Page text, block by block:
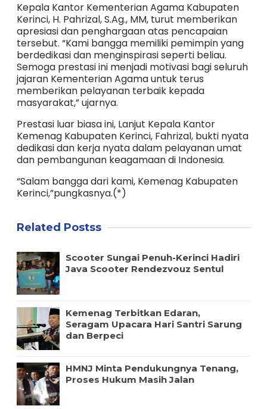
Kepala Kantor Kementerian Agama Kabupaten
Kerinci, H. Pahrizal, S.Ag., MM, turut memberikan
apresiasi dan penghargaan atas pencapaian
tersebut. “Kami bangga memiliki pemimpin yang
berdedikasi dan menginspirasi seperti beliau.
Semoga prestasi ini menjadi motivasi bagi seluruh
jajaran Kementerian Agama untuk terus
memberikan pelayanan terbaik kepada
masyarakat,” ujarnya.
Prestasi luar biasa ini, Lanjut Kepala Kantor
Kemenag Kabupaten Kerinci, Fahrizal, bukti nyata
dedikasi dan kerja nyata dalam pelayanan umat
dan pembangunan keagamaan di Indonesia.
“Salam bangga dari kami, Kemenag Kabupaten
Kerinci,”pungkasnya.(*)
Related Postss
Scooter Sungai Penuh-Kerinci Hadiri
Java Scooter Rendezvouz Sentul
Kemenag Terbitkan Edaran,
Seragam Upacara Hari Santri Sarung
dan Berpeci
HMNJ Minta Pendukungnya Tenang,
Proses Hukum Masih Jalan